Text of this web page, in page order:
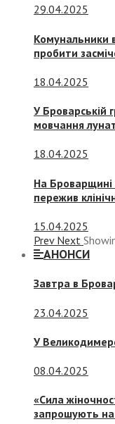
29.04.2025
Комунальники
пробити
18.04.2025
У Броварській
мовчання
18.04.2025
На Броварщині
пережив
15.04.2025
Prev Next
АНОНСИ
Завтра в
23.04.2025
У
08.04.2025
«Сила
запрошують на